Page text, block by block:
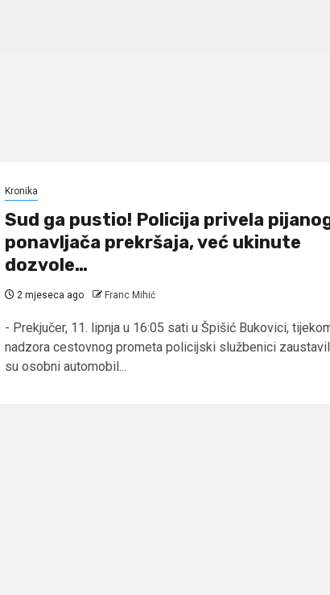
Kronika
Sud ga pustio! Policija privela
ponavljača prekršaja, već ukinute
dozvole…
2 mjeseca ago Franc Mihić
- Prekjučer, 11. lipnja u 16:05 sati u Špišić Bukovici,
nadzora cestovnog prometa policijski službenici
su osobni automobil...